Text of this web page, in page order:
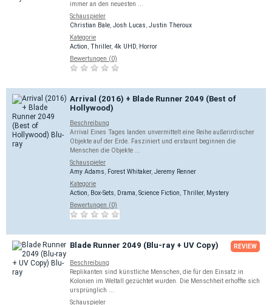
immer an den neuesten ...
Schauspieler
Christian Bale Josh Lucas Justin Theroux
Kategorie
Action Thriller, 4k UHD
Horror
Bewertungen (0)
Arrival (2016) + Blade Runner 2049 (Best of
Hollywood)
Beschreibung
Arrival Eines Tages landen unvermittelt eine Reihe außerirdischer
Objekte auf der Erde. Fasziniert und erstaunt beginnen die
Menschen die Objekte ...
Schauspieler
Amy Adams
Forest Whitaker, Jeremy Renner
Kategorie
Action
Box-Sets Drama Science Fiction Thriller, Mystery
Bewertungen (0)
Blade Runner 2049 (Blu-ray + UV Copy) REVIEW
Beschreibung
Replikanten sind künstliche Menschen, die für den Einsatz in
Kolonien im Weltall gezüchtet wurden. Die Menschheit erhoffte sich
ursprünglich ...
Schauspieler